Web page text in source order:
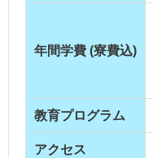
年間学費 (寮費込)
教育プログラム
アクセス